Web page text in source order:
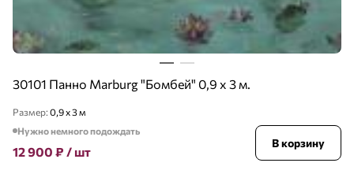
30101 Панно Marburg "Бомбей" 0,9 х 3 м.
Размер: 0,9 x 3 м
Нужно немного подождать
12 900 ₽ / шт
В корзину